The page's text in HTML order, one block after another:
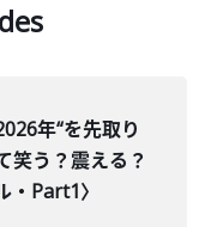
年“を先取り
う？震える？
・Part1〉